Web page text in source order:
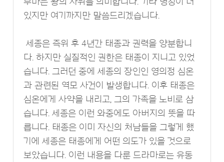
있지만 여기까지만 말씀드리겠습니다.
세종은 즉위 후 4년간 태종과 권력을 양분합니
다. 하지만 실질적인 권한은 태종이 지니고 있었
습니다. 그러던 중에 세종의 장인인 영의정 심온
과 관련된 역모 사건이 발생합니다. 이후 태종은
심온에게 사약을 내리고, 그의 가족을 노비로 삼
습니다. 세종은 이런 와중에도 아버지의 뜻을 따
릅니다. 태종은 이미 자신의 처남들을 그렇게 했
기에 세종은 태종에게 어떤 의도가 있을 것으로
보았습니다. 이런 내용을 다룬 드라마로는 유동